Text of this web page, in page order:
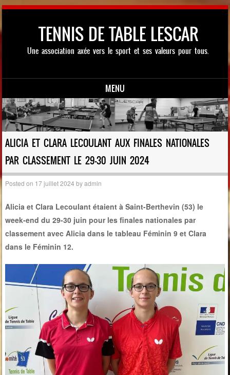
TENNIS DE TABLE LESCAR
Une association axée vers le sport et ses valeurs pour tous.
MENU
Skip to content
ALICIA ET CLARA LECOULANT AUX FINALES NATIONALES
PAR CLASSEMENT LE 29-30 JUIN 2024
Posted on 17 juillet 2024 byadmin
Alicia et Clara Lecoulant étaient à Saint-Berthevin (53) le
week-end du 29-30 juin pour les finales nationales par
classement avec Alicia dans le tableau Féminin 9 et Clara
dans le Féminin 12.